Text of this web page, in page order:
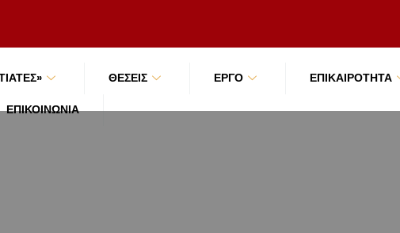
ΘΕΣΕΙΣ ΕΡΓΟ
ΕΠΙΚΑΙΡΌΤΗΤΑ
ΕΠΙΚΟΙΝΩΝΊΑ